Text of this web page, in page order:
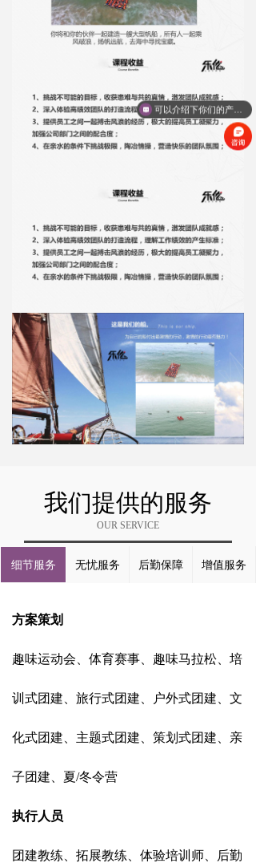
OUR SERVICE
我们提供的服务
细节服务 无忧服务 后勤保障 增值服务
方案策划
趣味运动会、体育赛事、趣味马拉松、培
训式团建、旅行式团建、户外式团建、文
化式团建、主题式团建、策划式团建、亲
子团建、夏/冬令营
执行人员
团建教练、拓展教练、体验培训师、后勤
可以介绍下你们的产品么